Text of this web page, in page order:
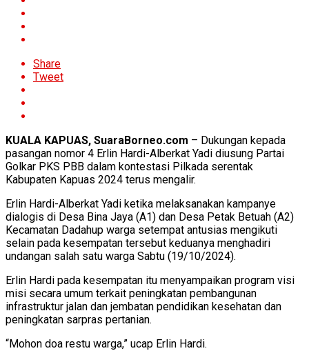
Share
Tweet
KUALA KAPUAS, SuaraBorneo.com – Dukungan kepada
pasangan nomor 4 Erlin Hardi-Alberkat Yadi diusung Partai
Golkar PKS PBB dalam kontestasi Pilkada serentak
Kabupaten Kapuas 2024 terus mengalir.
Erlin Hardi-Alberkat Yadi ketika melaksanakan kampanye
dialogis di Desa Bina Jaya (A1) dan Desa Petak Betuah (A2)
Kecamatan Dadahup warga setempat antusias mengikuti
selain pada kesempatan tersebut keduanya menghadiri
undangan salah satu warga Sabtu (19/10/2024).
Erlin Hardi pada kesempatan itu menyampaikan program visi
misi secara umum terkait peningkatan pembangunan
infrastruktur jalan dan jembatan pendidikan kesehatan dan
peningkatan sarpras pertanian.
“Mohon doa restu warga,” ucap Erlin Hardi.